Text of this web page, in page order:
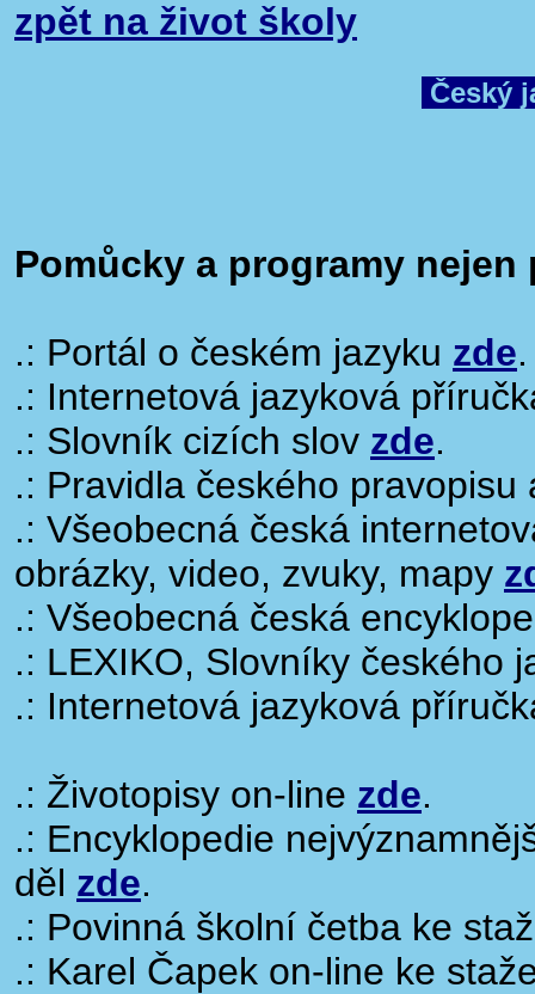
zpět na život školy
Český
Pomůcky a programy nejen
.: Portál o českém jazyku zde.
.: Internetová jazyková
.: Slovník cizích slov zde.
.: Pravidla českého
.: Všeobecná česká
obrázky, video, zvuky, mapy
.: Všeobecná česká
.: LEXIKO, Slovníky českého
.: Internetová jazyková
.: Životopisy on-line zde.
.: Encyklopedie
děl zde.
.: Povinná školní četba ke
.: Karel Čapek on-line ke